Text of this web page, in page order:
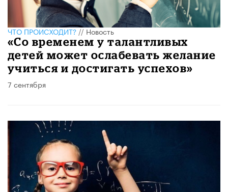
ЧТО ПРОИСХОДИТ?//Новость
«Со временем у талантливых
детей может ослабевать желание
учиться и достигать успехов»
7 сентября